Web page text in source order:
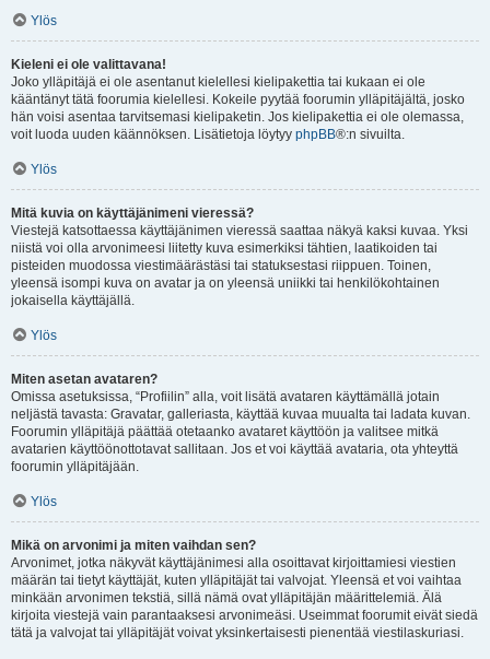
Ylös
Kieleni ei ole valittavana!
Joko ylläpitäjä ei ole asentanut kielellesi kielipakettia tai kukaan ei ole
kääntänyt tätä foorumia kielellesi. Kokeile pyytää foorumin ylläpitäjältä, josko
hän voisi asentaa tarvitsemasi kielipaketin. Jos kielipakettia ei ole olemassa,
voit luoda uuden käännöksen. Lisätietoja löytyy phpBB®:n sivuilta.
Ylös
Mitä kuvia on käyttäjänimeni vieressä?
Viestejä katsottaessa käyttäjänimen vieressä saattaa näkyä kaksi kuvaa. Yksi
niistä voi olla arvonimeesi liitetty kuva esimerkiksi tähtien, laatikoiden tai
pisteiden muodossa viestimäärästäsi tai statuksestasi riippuen. Toinen,
yleensä isompi kuva on avatar ja on yleensä uniikki tai henkilökohtainen
jokaisella käyttäjällä.
Ylös
Miten asetan avataren?
Omissa asetuksissa, “Profiilin” alla, voit lisätä avataren käyttämällä jotain
neljästä tavasta: Gravatar, galleriasta, käyttää kuvaa muualta tai ladata kuvan.
Foorumin ylläpitäjä päättää otetaanko avataret käyttöön ja valitsee mitkä
avatarien käyttöönottotavat sallitaan. Jos et voi käyttää avataria, ota yhteyttä
foorumin ylläpitäjään.
Ylös
Mikä on arvonimi ja miten vaihdan sen?
Arvonimet, jotka näkyvät käyttäjänimesi alla osoittavat kirjoittamiesi viestien
määrän tai tietyt käyttäjät, kuten ylläpitäjät tai valvojat. Yleensä et voi vaihtaa
minkään arvonimen tekstiä, sillä nämä ovat ylläpitäjän määrittelemiä. Älä
kirjoita viestejä vain parantaaksesi arvonimeäsi. Useimmat foorumit eivät siedä
tätä ja valvojat tai ylläpitäjät voivat yksinkertaisesti pienentää viestilaskuriasi.